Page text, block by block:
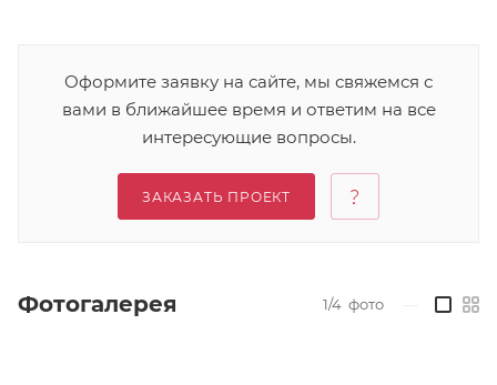
Оформите заявку на сайте, мы свяжемся с
вами в ближайшее время и ответим на все
интересующие вопросы.
ЗАКАЗАТЬ ПРОЕКТ
Фотогалерея 1/4 фото